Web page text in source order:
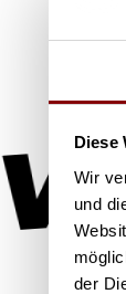
Diese
Wir
und
der